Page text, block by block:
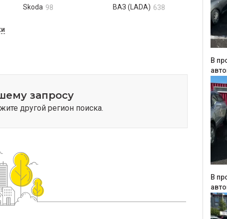
Skoda 98
ВАЗ (LADA) 638
запросу
другой регион поиска.
В
В